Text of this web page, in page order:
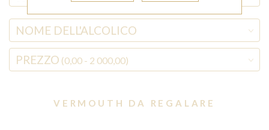
NOME DELL'ALCOLICO
PREZZO (0,00 - 2 000,00)
VERMOUTH DA REGALARE